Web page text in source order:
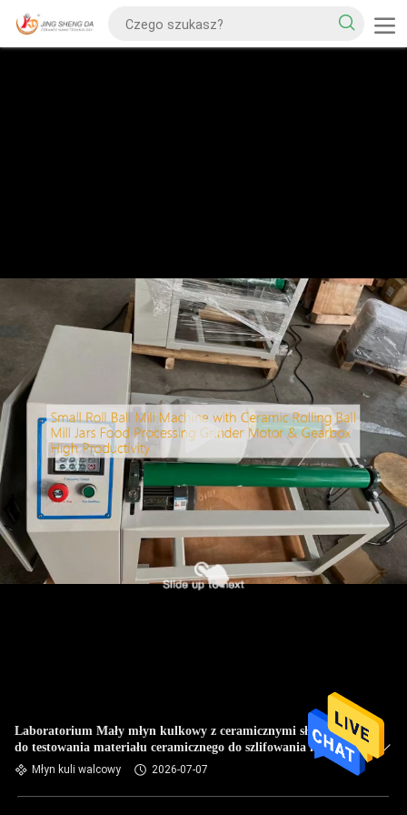
Laboratorium Mały młyn kulkowy z ceramicznymi słoikami
do testowania materiału ceramicznego do szlifowania nano-
proszku
Młyn kuli walcowy 2026-07-07